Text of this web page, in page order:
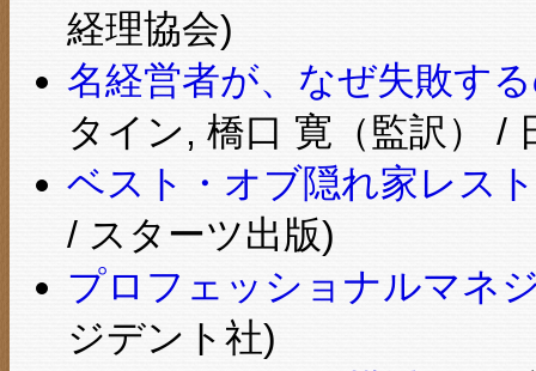
経理協会)
名経営者が、なぜ失敗す
タイン, 橋口 寛（監訳） /
ベスト・オブ隠れ家レス
/ スターツ出版)
プロフェッショナルマネ
ジデント社)